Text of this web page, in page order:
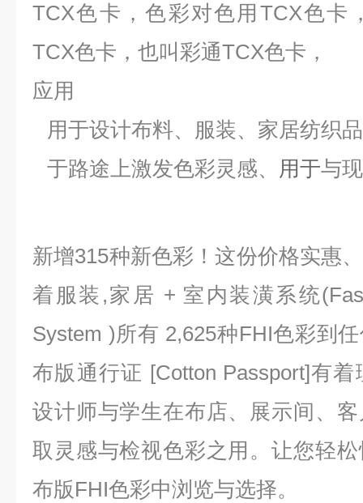
TCX色卡，色彩对色用TCX色卡
TCX色卡，也叫彩通TCX色卡，
应用
用于设计布料、服装、家居纺织
于路途上激发色彩灵感、 用于与
新增315种新色彩！这份价格实惠
着服装,家居 + 室内装潢系统
System )所有 2,625种FHI色彩到
布版通行证 [Cotton Passport]有
设计师与学生在布店、展示间、
取灵感与检视色彩之用。让您轻
布版FHI色彩中浏览与选择。